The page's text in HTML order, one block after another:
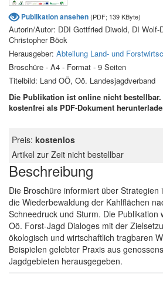
Publikation ansehen (PDF; 139 KByte)
Autorin/Autor: DDI Gottfried Diwold, DI Wolf-
Christopher Böck
Herausgeber: Abteilung Land- und
Broschüre - A4 - Format - 9 Seiten
Titelbild: Land OÖ, Oö. Landesjagdverband
Die Publikation ist online nicht
kostenfrei als PDF-Dokument
Preis: kostenlos
Artikel zur Zeit nicht bestellbar
Beschreibung
Die Broschüre informiert über Strategien
die Wiederbewaldung der Kahlflächen
Schneedruck und Sturm. Die Publikation
Oö. Forst-Jagd Dialoges mit der
ökologisch und wirtschaftlich tragbaren
Beispielen gelebter Praxis aus
Jagdgebieten herausgegeben.